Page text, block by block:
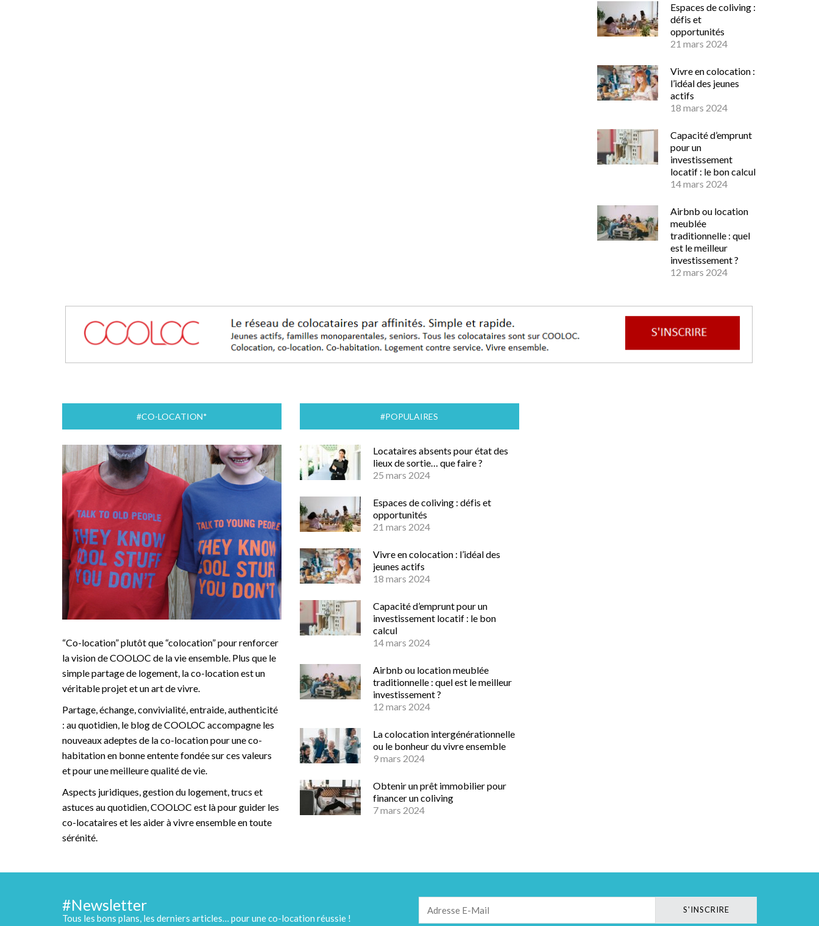
Espaces de coliving :
défis et
opportunités
21 mars 2024
Vivre en colocation :
l’idéal des jeunes
actifs
18 mars 2024
Capacité d’emprunt
pour un
investissement
locatif : le bon calcul
14 mars 2024
Airbnb ou location
meublée
traditionnelle : quel
est le meilleur
investissement ?
12 mars 2024
#CO-LOCATION*
“Co-location” plutôt que “colocation” pour renforcer
la vision de COOLOC de la vie ensemble. Plus que le
simple partage de logement, la co-location est un
véritable projet et un art de vivre.
Partage, échange, convivialité, entraide, authenticité
: au quotidien, le blog de COOLOC accompagne les
nouveaux adeptes de la co-location pour une co-
habitation en bonne entente fondée sur ces valeurs
et pour une meilleure qualité de vie.
Aspects juridiques, gestion du logement, trucs et
astuces au quotidien, COOLOC est là pour guider les
co-locataires et les aider à vivre ensemble en toute
sérénité.
#POPULAIRES
Locataires absents pour état des
lieux de sortie… que faire ?
25 mars 2024
Espaces de coliving : défis et
opportunités
21 mars 2024
Vivre en colocation : l’idéal des
jeunes actifs
18 mars 2024
Capacité d’emprunt pour un
investissement locatif : le bon
calcul
14 mars 2024
Airbnb ou location meublée
traditionnelle : quel est le meilleur
investissement ?
12 mars 2024
La colocation intergénérationnelle
ou le bonheur du vivre ensemble
9 mars 2024
Obtenir un prêt immobilier pour
financer un coliving
7 mars 2024
#Newsletter
Tous les bons plans, les derniers articles… pour une co-location réussie !